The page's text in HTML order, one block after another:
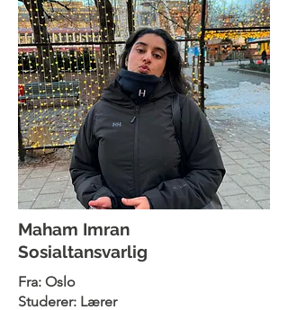
Maham Imran
Sosialtansvarlig
Fra: Oslo
Studerer: Lærer